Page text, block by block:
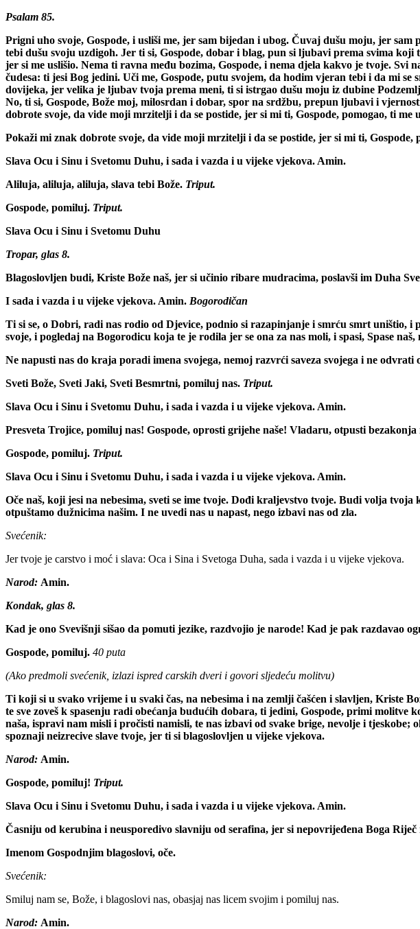
Psalam 85.
Prigni uho svoje, Gospode, i usliši me, jer sam bijedan i ubog. Čuvaj dušu moju, jer
tebi dušu svoju uzdigoh. Jer ti si, Gospode, dobar i blag, pun si ljubavi prema svima
jer si me uslišio. Nema ti ravna među bozima, Gospode, i nema djela kakvo je tvoje.
čudesa: ti jesi Bog jedini. Uči me, Gospode, putu svojem, da hodim vjeran tebi i da mi
dovijeka, jer velika je ljubav tvoja prema meni, ti si istrgao dušu moju iz dubine
No, ti si, Gospode, Bože moj, milosrdan i dobar, spor na srdžbu, prepun ljubavi i
dobrote svoje, da vide moji mrzitelji i da se postide, jer si mi ti, Gospode, pomogao, ti me
Pokaži mi znak dobrote svoje, da vide moji mrzitelji i da se postide, jer si mi ti, Gospode,
Slava Ocu i Sinu i Svetomu Duhu, i sada i vazda i u vijeke vjekova. Amin.
Aliluja, aliluja, aliluja, slava tebi Bože. Triput.
Gospode, pomiluj. Triput.
Slava Ocu i Sinu i Svetomu Duhu
Tropar, glas 8.
Blagoslovljen budi, Kriste Bože naš, jer si učinio ribare mudracima, poslavši im Duha
I sada i vazda i u vijeke vjekova. Amin. Bogorodičan
Ti si se, o Dobri, radi nas rodio od Djevice, podnio si razapinjanje i smrću smrt uništio,
svoje, i pogledaj na Bogorodicu koja te je rodila jer se ona za nas moli, i spasi, Spase
Ne napusti nas do kraja poradi imena svojega, nemoj razvrći saveza svojega i ne
Sveti Bože, Sveti Jaki, Sveti Besmrtni, pomiluj nas. Triput.
Slava Ocu i Sinu i Svetomu Duhu, i sada i vazda i u vijeke vjekova. Amin.
Presveta Trojice, pomiluj nas! Gospode, oprosti grijehe naše! Vladaru, otpusti
Gospode, pomiluj. Triput.
Slava Ocu i Sinu i Svetomu Duhu, i sada i vazda i u vijeke vjekova. Amin.
Oče naš, koji jesi na nebesima, sveti se ime tvoje. Dođi kraljevstvo tvoje. Budi volja
otpuštamo dužnicima našim. I ne uvedi nas u napast, nego izbavi nas od zla.
Svećenik:
Jer tvoje je carstvo i moć i slava: Oca i Sina i Svetoga Duha, sada i vazda i u vijeke vjekova.
Narod: Amin.
Kondak, glas 8.
Kad je ono Svevišnji sišao da pomuti jezike, razdvojio je narode! Kad je pak razdavao
Gospode, pomiluj. 40 puta
(Ako predmoli svećenik, izlazi ispred carskih dveri i govori sljedeću molitvu)
Ti koji si u svako vrijeme i u svaki čas, na nebesima i na zemlji čašćen i slavljen, Kriste
te sve zoveš k spasenju radi obećanja budućih dobara, ti jedini, Gospode, primi molitve
naša, ispravi nam misli i pročisti namisli, te nas izbavi od svake brige, nevolje i
spoznaji neizrecive slave tvoje, jer ti si blagoslovljen u vijeke vjekova.
Narod: Amin.
Gospode, pomiluj! Triput.
Slava Ocu i Sinu i Svetomu Duhu, i sada i vazda i u vijeke vjekova. Amin.
Časniju od kerubina i neusporedivo slavniju od serafina, jer si nepovrijeđena Boga
Imenom Gospodnjim blagoslovi, oče.
Svećenik:
Smiluj nam se, Bože, i blagoslovi nas, obasjaj nas licem svojim i pomiluj nas.
Narod: Amin.